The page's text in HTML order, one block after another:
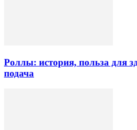
Роллы: история, польза для
подача